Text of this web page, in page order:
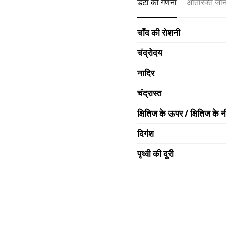
चाँद की रोशनी
चंद्रोदय
नादिर
चंद्रास्त
क्षितिज के ऊपर / क्षितिज के
दिगंश
पृथ्वी की दूरी